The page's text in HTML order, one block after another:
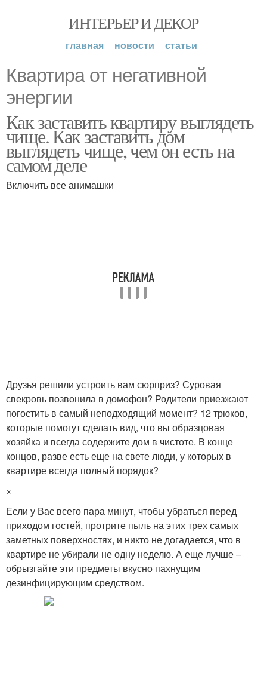
ИНТЕРЬЕР И ДЕКОР
главная новости статьи
Квартира от негативной
энергии
Как заставить квартиру выглядеть
чище. Как заставить дом
выглядеть чище, чем он есть на
самом деле
Включить все анимашки
Друзья решили устроить вам сюрприз? Суровая
свекровь позвонила в домофон? Родители приезжают
погостить в самый неподходящий момент? ​12 трюков,
которые помогут сделать вид, что вы образцовая
хозяйка и всегда содержите дом в чистоте. В конце
концов, разве есть еще на свете люди, у которых в
квартире всегда полный порядок?
×
Если у Вас всего пара минут, чтобы убраться перед
приходом гостей, протрите пыль на этих трех самых
заметных поверхностях, и никто не догадается, что в
квартире не убирали не одну неделю. А еще лучше –
обрызгайте эти предметы вкусно пахнущим
дезинфицирующим средством.